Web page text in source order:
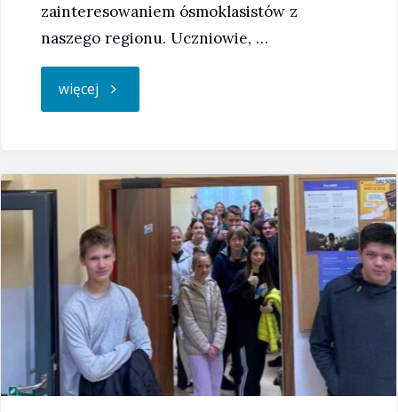
zainteresowaniem ósmoklasistów z
naszego regionu. Uczniowie, …
więcej "Dni
w
'Grottgerze’
2023"